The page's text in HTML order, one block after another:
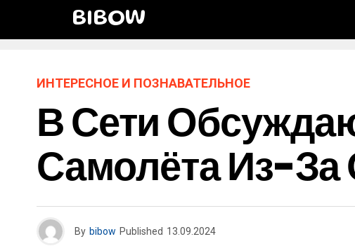
BIBOW
ИНТЕРЕСНОЕ И ПОЗНАВАТЕЛЬНОЕ
В Сети
Самолёта Из-За
By bibow Published 13.09.2024